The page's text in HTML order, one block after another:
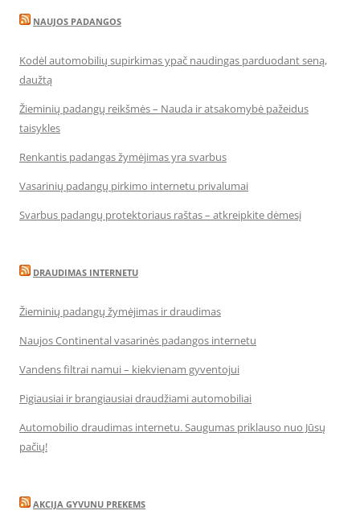
NAUJOS PADANGOS
Kodėl automobilių supirkimas ypač naudingas parduodant seną,
daužtą
Žieminių padangų reikšmės – Nauda ir atsakomybė pažeidus
taisykles
Renkantis padangas žymėjimas yra svarbus
Vasarinių padangų pirkimo internetu privalumai
Svarbus padangų protektoriaus raštas – atkreipkite dėmesį
DRAUDIMAS INTERNETU
Žieminių padangų žymėjimas ir draudimas
Naujos Continental vasarinės padangos internetu
Vandens filtrai namui – kiekvienam gyventojui
Pigiausiai ir brangiausiai draudžiami automobiliai
Automobilio draudimas internetu. Saugumas priklauso nuo Jūsų
pačių!
AKCIJA GYVUNU PREKEMS